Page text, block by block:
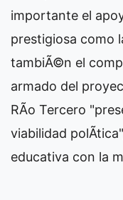
importante el
prestigiosa como
tambiÃ©n el
armado del
RÃ­o Tercero
viabilidad
educativa con la